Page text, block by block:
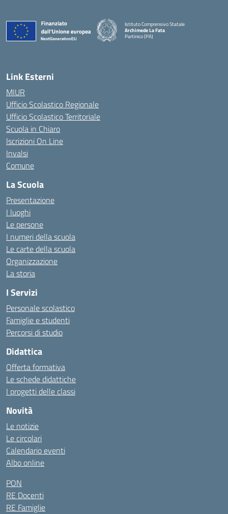
Istituto Comprensivo Statale
Archimede La Fata
Partinico (PA)
Link Esterni
MIUR
Ufficio Scolastico Regionale
Ufficio Scolastico Territoriale
Scuola in Chiaro
Iscrizioni On Line
Invalsi
Comune
La Scuola
Presentazione
I luoghi
Le persone
I numeri della scuola
Le carte della scuola
Organizzazione
La storia
I Servizi
Personale scolastico
Famiglie e studenti
Percorsi di studio
Didattica
Offerta formativa
Le schede didattiche
I progetti delle classi
Novità
Le notizie
Le circolari
Calendario eventi
Albo online
PON
RE Docenti
RE Famiglie